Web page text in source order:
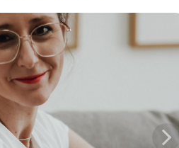
about me here...
für diesen tollen Kurs!!!
und ganze Mühe so sehr.
auf den nächsten Kurs.
Elisabeth,Dec 19